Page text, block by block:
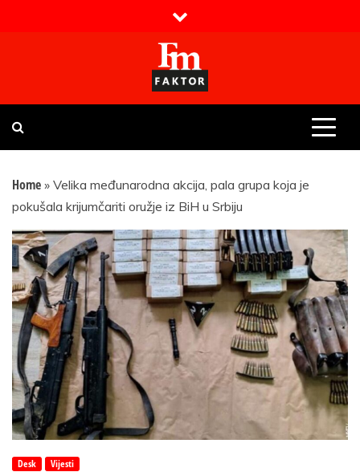
Faktor magazin
Uvijek presudan
Home » Velika međunarodna akcija, pala grupa koja je
pokušala krijumčariti oružje iz BiH u Srbiju
Desk Vijesti